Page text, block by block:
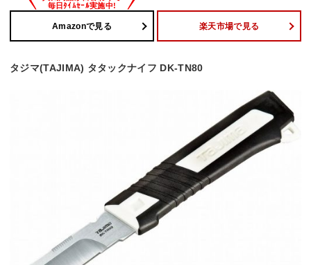
Amazonで見る 楽天市場で見る
タジマ(TAJIMA) タタックナイフ DK-TN80